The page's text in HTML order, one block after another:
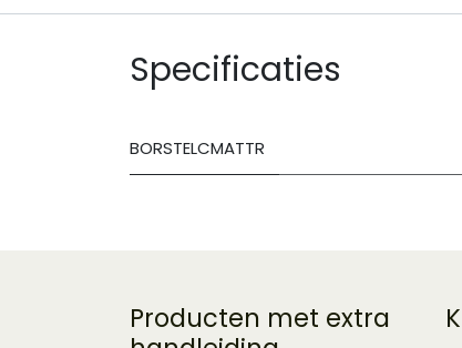
Specificaties
BORSTELCMATTR
Producten met extra